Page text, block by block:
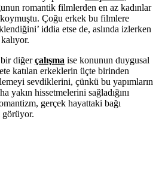
romantik filmlerden en az kadınlar
koymuştu. Çoğu erkek bu filmlere
iddia etse de, aslında izlerken
diğerçalışma ise konunun duygusal
katılan erkeklerin üçte birinden
sevdiklerini, çünkü bu yapımların
yakın hissetmelerini sağladığını
gerçek hayattaki bağı
görüyor.